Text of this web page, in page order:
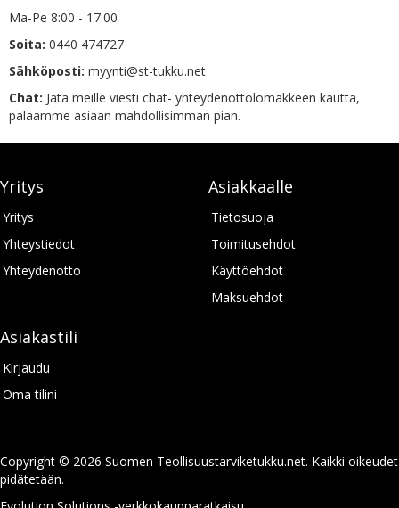
Ma-Pe 8:00 - 17:00
Soita: 0440 474727
Sähköposti: myynti@st-tukku.net
Chat: Jätä meille viesti chat- yhteydenottolomakkeen kautta,
palaamme asiaan mahdollisimman pian.
Yritys
Yritys
Yhteystiedot
Yhteydenotto
Asiakkaalle
Tietosuoja
Toimitusehdot
Käyttöehdot
Maksuehdot
Asiakastili
Kirjaudu
Oma tilini
Copyright © 2026 Suomen Teollisuustarviketukku.net. Kaikki oikeudet
pidätetään.